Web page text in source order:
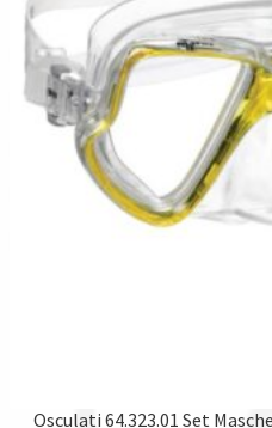
Osculati 64.323.01 Set